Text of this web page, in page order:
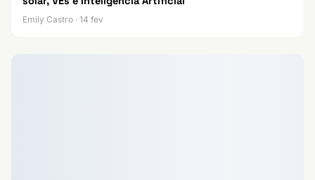
Emily Castro · 14 fev